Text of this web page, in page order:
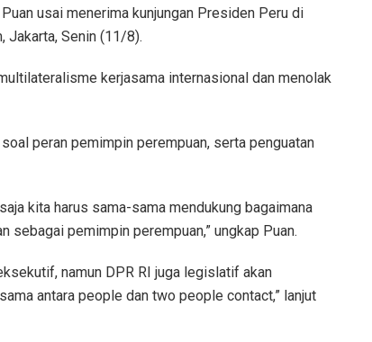
usai menerima kunjungan Presiden Peru di
Jakarta, Senin (11/8).
kerjasama internasional dan menolak
peran pemimpin perempuan, serta penguatan
kita harus sama-sama mendukung bagaimana
pemimpin perempuan,” ungkap Puan.
namun DPR RI juga legislatif akan
antara people dan two people contact,” lanjut